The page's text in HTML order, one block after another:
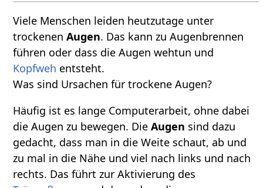
Viele Menschen leiden heutzutage unter
trockenenAugen. Das kann zu Augenbrennen
führen oder dass die Augen wehtun und
Kopfweh entsteht.
Was sind Ursachen für trockene Augen?
Häufig ist es lange Computerarbeit, ohne dabei
die Augen zu bewegen. DieAugen sind dazu
gedacht, dass man in die Weite schaut, ab und
zu mal in die Nähe und viel nach links und nach
rechts. Das führt zur Aktivierung des